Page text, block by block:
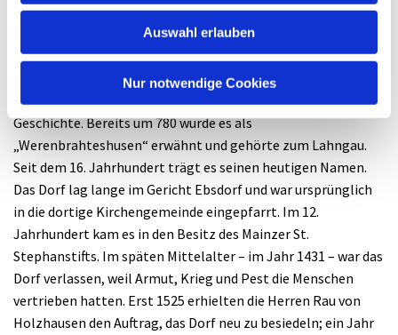
Auswahl erlauben
Nur notwendige Cookies
Kirche Wermertshausen
Wermertshausen ist ein kleines Dorf mit einer langen
Geschichte. Bereits um 780 wurde es als
„Werenbrahteshusen“ erwähnt und gehörte zum Lahngau.
Seit dem 16. Jahrhundert trägt es seinen heutigen Namen.
Das Dorf lag lange im Gericht Ebsdorf und war ursprünglich
in die dortige Kirchengemeinde eingepfarrt. Im 12.
Jahrhundert kam es in den Besitz des Mainzer St.
Stephanstifts. Im späten Mittelalter – im Jahr 1431 – war das
Dorf verlassen, weil Armut, Krieg und Pest die Menschen
vertrieben hatten. Erst 1525 erhielten die Herren Rau von
Holzhausen den Auftrag, das Dorf neu zu besiedeln; ein Jahr